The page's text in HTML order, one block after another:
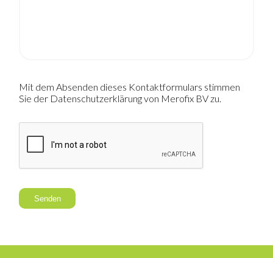
Mit dem Absenden dieses Kontaktformulars stimmen
Sie der Datenschutzerklärung von Merofix BV zu.
Senden